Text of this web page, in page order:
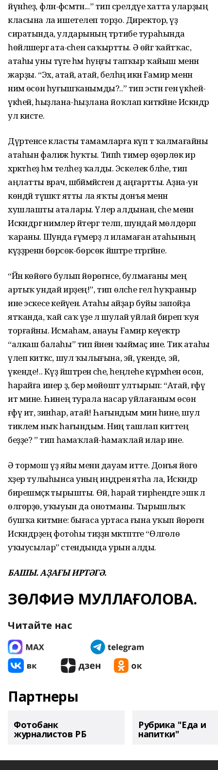
йүнһеҙ, фәлән-фәсмәтән...” тип сәрелдәүе хатта уларҙың
класына ла ишетелеп торҙо. Директор, үҙ
сиратында, улдарының тәртибе тураһында
һөйләшергә ата-әсәһен саҡыртты. Ә өйгә ҡайтҡас,
атаһы уны тәүге һәм һуңғы тапҡыр ҡайыш менән
жарҙы. “Эх, атай, атай, белһәң икән Ғамир менән
нимә өсөн һуғышҡанымды?..” тип эстән генә үкһей-
үкһей, һыҙлана-һыҙлана йоҡлап киткәйне Искәндәр
ул кисте.
Дүртенсе класты тамамларға күп тә ҡалмағайны
атаһын фалиж һуҡты. Типһә тимер өҙөрлөк ир
хәрәкәтһеҙ һәм телһеҙ ҡалды. Эскелек бәләһе, тип
аңлатты врач, шәбәймәйәсәген дә аңғартты. Аҙна-ун
көндәй түшәктә ятты ла яҡты донъя менән
хушлашты аталары. Үлер алдынан, әсәһе менән
Искәндәргә нимәлер әйтергә теләп, шундай мөлдөрәп
ҡараны. Шунда ғүмерҙә лә иламаған атаһының
күҙҙәренән бөрсөк-бөрсөк йәштәре тәгәрәгәйне.
“Йән көйөгө булып йөрөгәнсе, булмағаны мең
артыҡ ундай ирҙең!”, тип өләсәһе гел һуҡраныр
ине эскесе кейәүенә. Атаһы айҙар буйы запойҙа
ятҡанда, ҡай саҡ үҙе лә шулай уйлай биреп ҡуя
торғайны. Исмаһам, анауы Ғамир кеүектәр
“алкаш балаһы” тип йәнен ҡыймаҫ ине. Тик атаһы
үлеп киткәс, шул ҡылығына, эй, үкенде, эй,
үкенде!.. Күҙ йәштәрен әсәһе, һеңлеһе күрмәһен өсөн,
һарайға инер ҙә, бер мөйөштә ултырып: “Атай, ғәфү
ит мине. Һинең турала насар уйлағаным өсөн
ғәфү ит, зинһар, атай! Һағындым мин һине, шул
тиклем ныҡ һағындым. Ниңә ташлап киттең
беҙҙе? ” тип һамаҡлай-һамаҡлай илар ине.
Ә тормош үҙ яйы менән дауам итте. Донъя йөгө
хәҙер тулыһынса уның иңдәренә ятһа ла, Искәндәр
бирешмәҫкә тырышты. Өй, һарай тирәһендәге эшкә лә
өлгөрҙө, уҡыуын да онотманы. Тырышлыҡ
бушҡа китмәне: бығаса уртаса ғына уҡып йөрөгән
Искәндәрҙең фотоһы тиҙҙән мәктәптәге “Өлгөлө
уҡыусылар” стендында урын алды.
БАШЫ. АҘАҒЫ ИРТӘГӘ.
ЗӨЛФИӘ МУЛЛАҒОЛОВА.
Читайте нас
Партнеры
Фотобанк
журналистов РБ
Рубрика "Еда и
напитки"